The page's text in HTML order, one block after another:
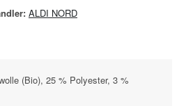
ALDI NORD
(Bio), 25 % Polyester, 3 %